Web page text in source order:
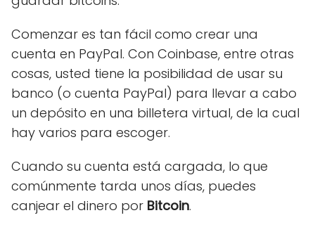
Comenzar es tan fácil como crear una
cuenta en PayPal. Con Coinbase, entre otras
cosas, usted tiene la posibilidad de usar su
banco (o cuenta PayPal) para llevar a cabo
un depósito en una billetera virtual, de la cual
hay varios para escoger.
Cuando su cuenta está cargada, lo que
comúnmente tarda unos días, puedes
canjear el dinero por Bitcoin.